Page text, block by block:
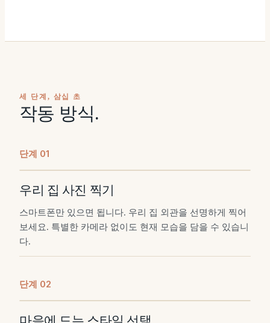
세 단계, 삼십 초
작동 방식.
단계 01
우리 집 사진 찍기
스마트폰만 있으면 됩니다. 우리 집 외관을 선명하게 찍어
보세요. 특별한 카메라 없이도 현재 모습을 담을 수 있습니
다.
단계 02